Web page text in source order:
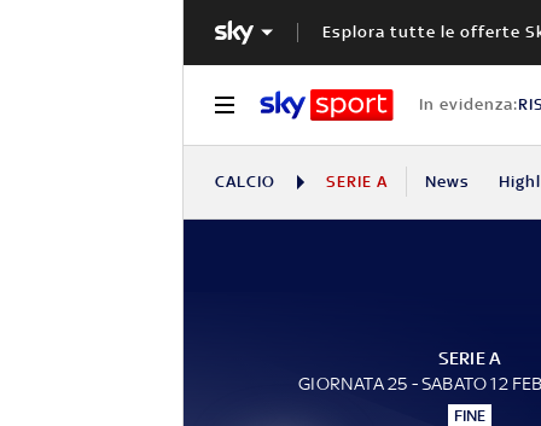
Esplora tutte le offerte
In evidenza:
CALCIO SERIE A News
SERIE A
GIORNATA 25 - SABATO 12
FINE